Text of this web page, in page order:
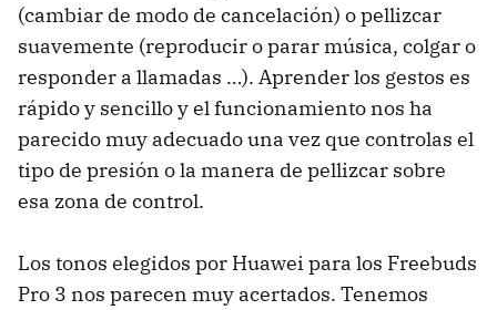
(cambiar de modo de cancelación) o pellizcar
suavemente (reproducir o parar música, colgar o
responder a llamadas …). Aprender los gestos es
rápido y sencillo y el funcionamiento nos ha
parecido muy adecuado una vez que controlas el
tipo de presión o la manera de pellizcar sobre
esa zona de control.
Los tonos elegidos por Huawei para los Freebuds
Pro 3 nos parecen muy acertados. Tenemos